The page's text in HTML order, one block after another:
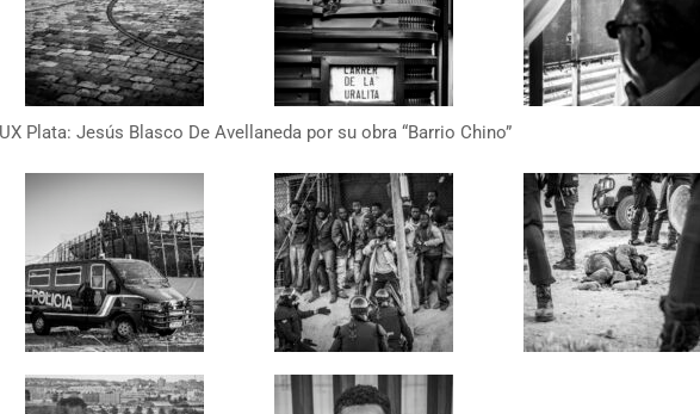
Plata: Jesús Blasco De Avellaneda por su obra “Barrio Chino”